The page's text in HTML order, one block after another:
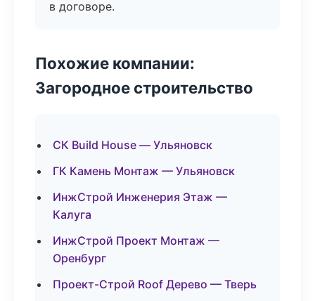
в договоре.
Похожие компании:
Загородное строительство
СК Build House — Ульяновск
ГК Камень Монтаж — Ульяновск
ИнжСтрой Инженерия Этаж —
Калуга
ИнжСтрой Проект Монтаж —
Оренбург
Проект-Строй Roof Дерево — Тверь